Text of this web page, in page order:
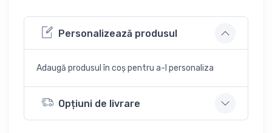
Personalizează produsul
Adaugă produsul în coș pentru a-l personaliza
Opțiuni de livrare